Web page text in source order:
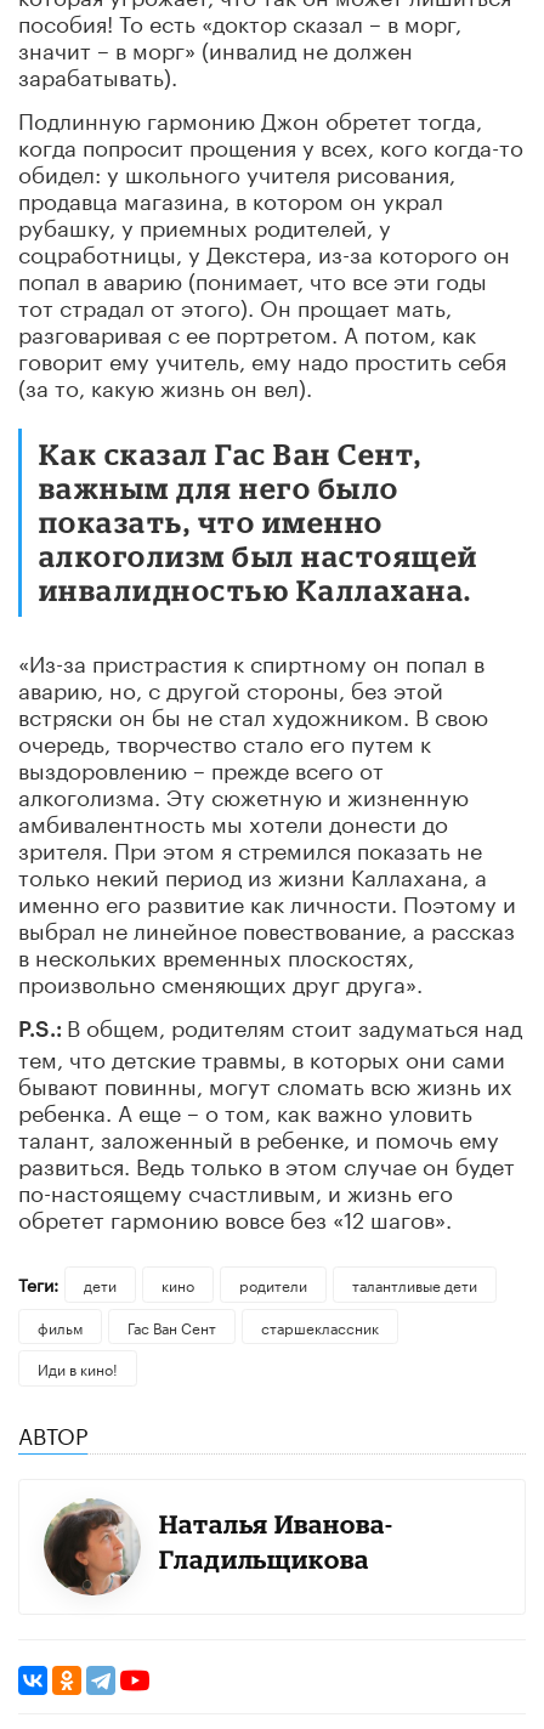
пособия! То есть «доктор сказал – в морг,
значит – в морг» (инвалид не должен
зарабатывать).
Подлинную гармонию Джон обретет тогда,
когда попросит прощения у всех, кого когда-то
обидел: у школьного учителя рисования,
продавца магазина, в котором он украл
рубашку, у приемных родителей, у
соцработницы, у Декстера, из-за которого он
попал в аварию (понимает, что все эти годы
тот страдал от этого). Он прощает мать,
разговаривая с ее портретом. А потом, как
говорит ему учитель, ему надо простить себя
(за то, какую жизнь он вел).
Как сказал Гас Ван Сент,
важным для него было
показать, что именно
алкоголизм был настоящей
инвалидностью Каллахана.
«Из-за пристрастия к спиртному он попал в
аварию, но, с другой стороны, без этой
встряски он бы не стал художником. В свою
очередь, творчество стало его путем к
выздоровлению – прежде всего от
алкоголизма. Эту сюжетную и жизненную
амбивалентность мы хотели донести до
зрителя. При этом я стремился показать не
только некий период из жизни Каллахана, а
именно его развитие как личности. Поэтому и
выбрал не линейное повествование, а рассказ
в нескольких временных плоскостях,
произвольно сменяющих друг друга».
P.S.: В общем, родителям стоит задуматься над
тем, что детские травмы, в которых они сами
бывают повинны, могут сломать всю жизнь их
ребенка. А еще – о том, как важно уловить
талант, заложенный в ребенке, и помочь ему
развиться. Ведь только в этом случае он будет
по-настоящему счастливым, и жизнь его
обретет гармонию вовсе без «12 шагов».
Теги: дети кино родители
талантливые дети
фильм
Гас Ван Сент
старшеклассник
Иди в кино!
АВТОР
Наталья Иванова-
Гладильщикова